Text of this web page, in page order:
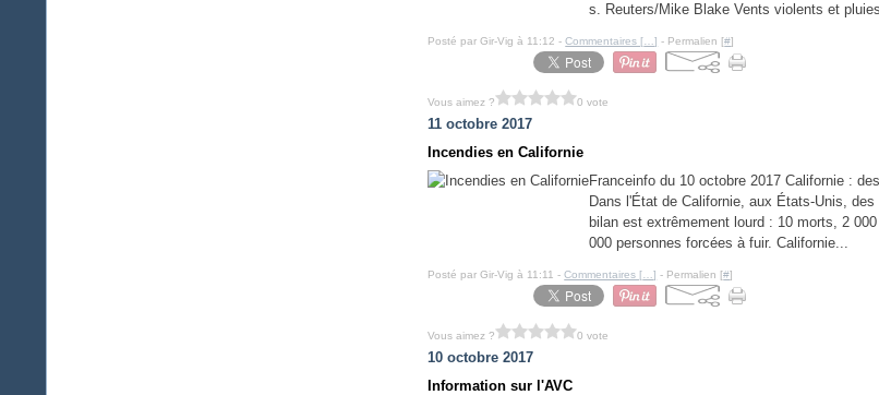
s. Reuters/Mike Blake Vents violents et
Posté par Gir-Vig à 11:12 -Commentaires [ …] - Permalien [#]
Vous aimez ? 0 vote
11 octobre 2017
Incendies en Californie
Franceinfo du 10 octobre 2017 Californie :
Dans l'État de Californie, aux États-Unis,
bilan est extrêmement lourd : 10 morts, 2
000 personnes forcées à fuir. Californie...
Posté par Gir-Vig à 11:11 -Commentaires [ …] - Permalien [#]
Vous aimez ? 0 vote
10 octobre 2017
Information sur l'AVC